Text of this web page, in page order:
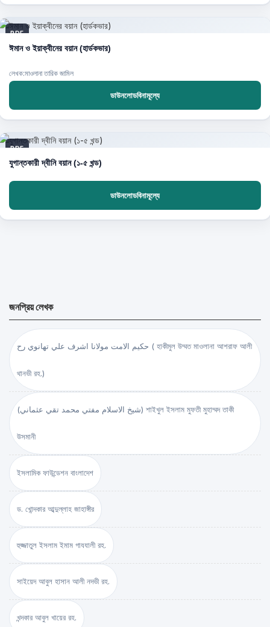
PDF
ঈমান ও ইয়াক্বীনের বয়ান (হার্ডকভার)
লেখক:মাওলানা তারিক জামিল
ডাউনলোডবিনামূল্যে
PDF
যুগান্তকারী দ্বীনি বয়ান (১-৫ খন্ড)
ডাউনলোডবিনামূল্যে
জনপ্রিয় লেখক
حكيم الامت مولانا اشرف علي تهانوي رح ( হাকীমুল উম্মত মাওলানা আশরাফ আলী
থানভী রহ.)
(شيخ الاسلام مفتي محمد تقي عثماني) শাইখুল ইসলাম মুফতী মুহাম্মদ তাকী
উসমানী
ইসলামিক ফাউন্ডেশন বাংলাদেশ
ড. খোন্দকার আব্দুল্লাহ জাহাঙ্গীর
হুজ্জাতুল ইসলাম ইমাম গাযযালী রহ.
সাইয়েদ আবুল হাসান আলী নদভী রহ.
খন্দকার আবুল খায়ের রহ.